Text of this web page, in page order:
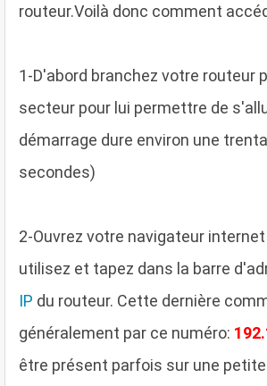
routeur.Voilà donc comment
1-D'abord branchez votre routeur
secteur pour lui permettre de
démarrage dure environ une
secondes)
2-Ouvrez votre navigateur
utilisez et tapez dans la barre
IP du routeur. Cette dernière
généralement par ce numéro:
être présent parfois sur une